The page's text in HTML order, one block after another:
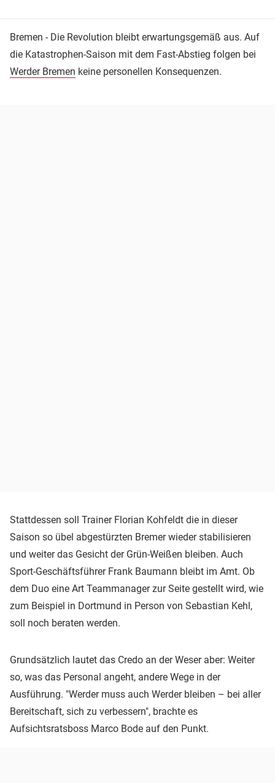
Bremen - Die Revolution bleibt erwartungsgemäß aus. Auf
die Katastrophen-Saison mit dem Fast-Abstieg folgen bei
Werder Bremen keine personellen Konsequenzen.
Stattdessen soll Trainer Florian Kohfeldt die in dieser
Saison so übel abgestürzten Bremer wieder stabilisieren
und weiter das Gesicht der Grün-Weißen bleiben. Auch
Sport-Geschäftsführer Frank Baumann bleibt im Amt. Ob
dem Duo eine Art Teammanager zur Seite gestellt wird, wie
zum Beispiel in Dortmund in Person von Sebastian Kehl,
soll noch beraten werden.
Grundsätzlich lautet das Credo an der Weser aber: Weiter
so, was das Personal angeht, andere Wege in der
Ausführung. "Werder muss auch Werder bleiben – bei aller
Bereitschaft, sich zu verbessern", brachte es
Aufsichtsratsboss Marco Bode auf den Punkt.